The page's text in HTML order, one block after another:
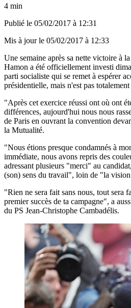
4 min
Publié le 05/02/2017 à 12:31
Mis à jour le 05/02/2017 à 12:33
Une semaine après sa nette victoire à
Hamon a été officiellement investi
parti socialiste qui se remet à espérer
présidentielle, mais n'est pas totalement
"Après cet exercice réussi ont où ont
différences, aujourd'hui nous nous
de Paris en ouvrant la convention
la Mutualité.
"Nous étions presque condamnés à
immédiate, nous avons repris des
adressant plusieurs "merci" au
(son) sens du travail", loin de "la
"Rien ne sera fait sans nous, tout sera
premier succès de ta campagne", a
du PS Jean-Christophe Cambadélis.